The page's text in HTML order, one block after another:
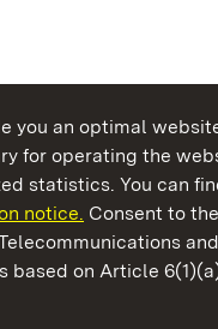
you an optimal
for operating the
statistics. You can
notice. Consent to
on Article
of Baden-